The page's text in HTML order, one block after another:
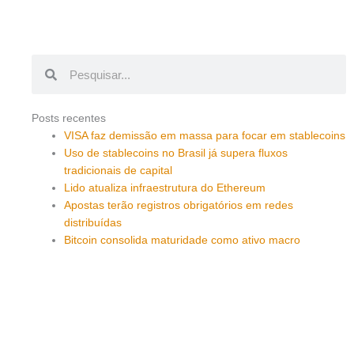
Posts recentes
VISA faz demissão em massa para focar em stablecoins
Uso de stablecoins no Brasil já supera fluxos
tradicionais de capital
Lido atualiza infraestrutura do Ethereum
Apostas terão registros obrigatórios em redes
distribuídas
Bitcoin consolida maturidade como ativo macro